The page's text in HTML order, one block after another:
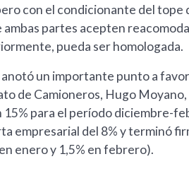
con el condicionante del tope
partes acepten
pueda ser homologada.
anotó un importante punto a
de Camioneros, Hugo
para el período diciembre-
empresarial del 8% y terminó
enero y 1,5% en febrero).